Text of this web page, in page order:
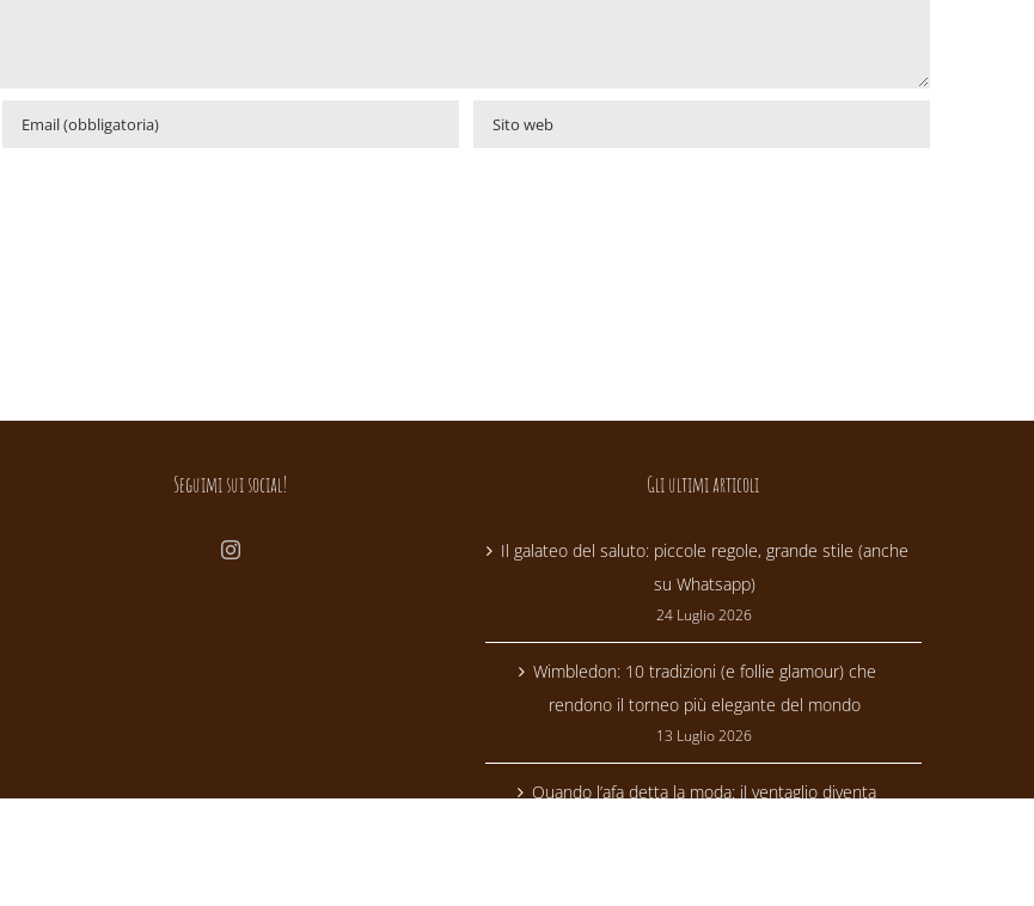
Seguimi sui social! Gli ultimi articoli
Il galateo del saluto: piccole regole, grande stile (anche
su Whatsapp)
24 Luglio 2026
Wimbledon: 10 tradizioni (e follie glamour) che
rendono il torneo più elegante del mondo
13 Luglio 2026
Quando l’afa detta la moda: il ventaglio diventa